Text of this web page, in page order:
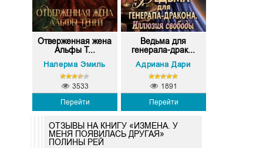
Отверженная жена
Альфы Т...
Налерма Эмиль
Перейти
3533
Ведьма для
генерала-драк...
Адриана Дари
Перейти
1891
ОТЗЫВЫ НА КНИГУ «ИЗМЕНА. У
МЕНЯ ПОЯВИЛАСЬ ДРУГАЯ»
ПОЛИНЫ РЕЙ